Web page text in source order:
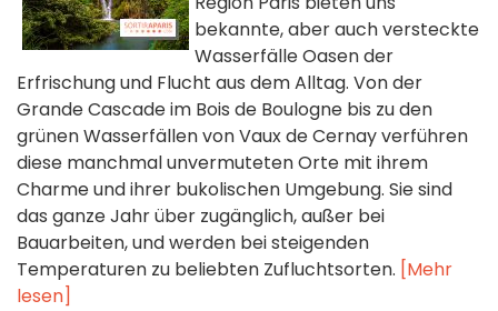
bekannte, aber auch versteckte
Wasserfälle Oasen der
Erfrischung und Flucht aus dem Alltag. Von der
Grande Cascade im Bois de Boulogne bis zu den
grünen Wasserfällen von Vaux de Cernay verführen
diese manchmal unvermuteten Orte mit ihrem
Charme und ihrer bukolischen Umgebung. Sie sind
das ganze Jahr über zugänglich, außer bei
Bauarbeiten, und werden bei steigenden
Temperaturen zu beliebten Zufluchtsorten. [Mehr
lesen]